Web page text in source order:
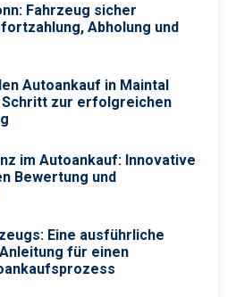
Fahrzeug sicher
Abholung und
Autoankauf in Maintal
zur erfolgreichen
im Autoankauf: Innovative
Bewertung und
Eine ausführliche
für einen